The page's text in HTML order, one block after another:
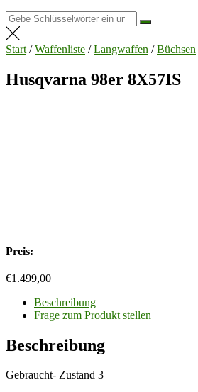
Suchen
nach:
Start /Waffenliste /Langwaffen /Büchsen
Husqvarna 98er 8X57IS
Preis:
€1.499,00
Beschreibung
Frage zum Produkt stellen
Beschreibung
Gebraucht- Zustand 3